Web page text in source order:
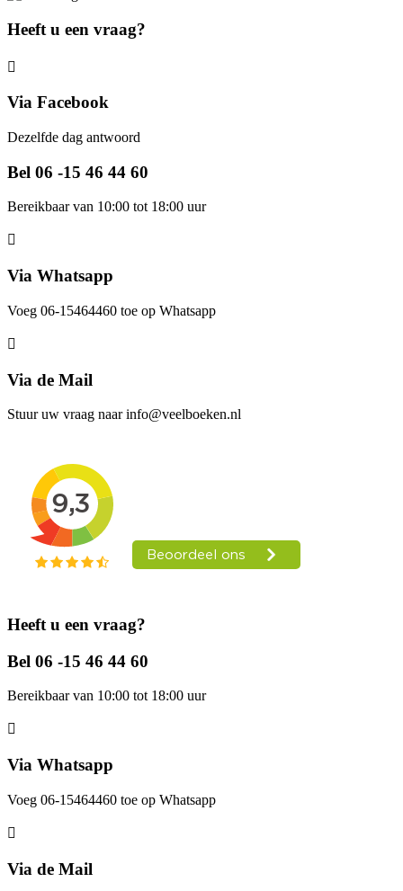
Heeft u een vraag?
Via Facebook
Dezelfde dag antwoord
Bel 06 -15 46 44 60
Bereikbaar van 10:00 tot 18:00 uur
Via Whatsapp
Voeg 06-15464460 toe op Whatsapp
Via de Mail
Stuur uw vraag naar info@veelboeken.nl
Heeft u een vraag?
Bel 06 -15 46 44 60
Bereikbaar van 10:00 tot 18:00 uur
Via Whatsapp
Voeg 06-15464460 toe op Whatsapp
Via de Mail